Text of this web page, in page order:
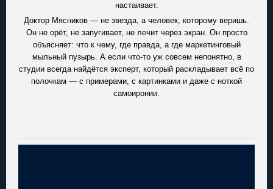
настаивает.
Доктор Мясников — не звезда, а человек, которому веришь.
Он не орёт, не запугивает, не лечит через экран. Он просто
объясняет: что к чему, где правда, а где маркетинговый
мыльный пузырь. А если что-то уж совсем непонятно, в
студии всегда найдётся эксперт, который раскладывает всё по
полочкам — с примерами, с картинками и даже с ноткой
самоиронии.